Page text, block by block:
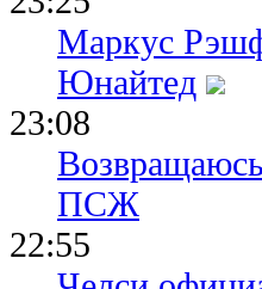
Маркус
Юнайтед
23:08
ПСЖ
22:55